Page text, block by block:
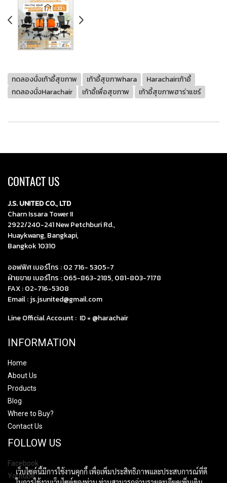
ทดลองนั่งเก้าอี้สุขภาพ เก้าอี้สุขภาพhara
Harachairเก้าอี้
ทดลองนั่งHarachair
เก้าอี้เพื่อสุขภาพ เก้าอี้สุขภาพฮาร่าแชร์
CONTACT US
J.S. UNITED CO., LTD
Charn Issara Tower II
2922/240-241 New Petchburi Rd.,
Huaykwang, Bangkapi,
Bangkok 10310
ออฟฟิศ เบอร์โทร :02 716- 5305-7
ฝ่ายขาย เบอร์โทร :065-863-2185,081-803-7178
FAX : 02-716-5308
Email :js.jsunited@gmail.com
Line Official Account : ID = @harachair
INFORMATION
Home
About Us
Products
Blog
Where to Buy?
Contact Us
FOLLOW US
Facebook
Youtube
เว็บไซต์นี้มีการใช้งานคุกกี้ เพื่อเพิ่มประสิทธิภาพและประสบการณ์ที่ดี